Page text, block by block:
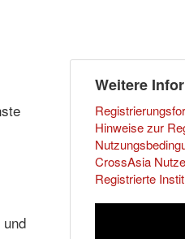
und
Weitere
Hinweise zur
CrossAsia
Registrierte